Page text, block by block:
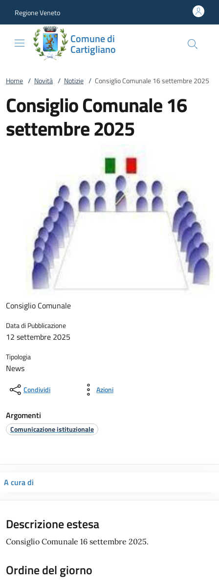
Regione Veneto
Comune di
Cartigliano
Home / Novità / Notizie / Consiglio Comunale 16 settembre 2025
Consiglio Comunale 16
settembre 2025
Consiglio Comunale
Data di Pubblicazione
12 settembre 2025
Tipologia
News
Condividi Azioni
Argomenti
Comunicazione istituzionale
A cura di
Descrizione estesa
Consiglio Comunale 16 settembre 2025.
Ordine del giorno